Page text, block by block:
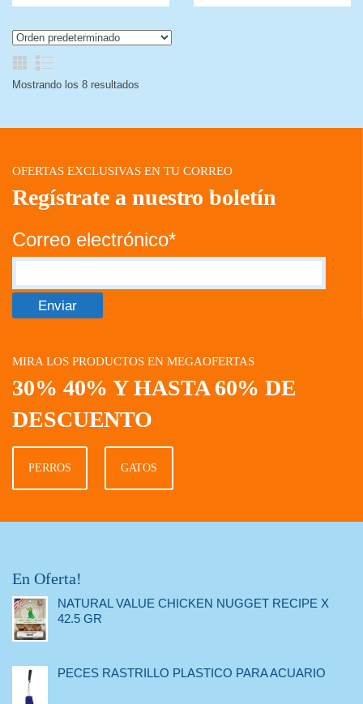
Mostrando los 8 resultados
OFERTAS EXCLUSIVAS EN TU CORREO
Regístrate a nuestro boletín
Correo electrónico*
MIRA LOS PRODUCTOS EN MEGAOFERTAS
30% 40% Y HASTA 60% DE
DESCUENTO
PERROS GATOS
En Oferta!
NATURAL VALUE CHICKEN NUGGET RECIPE X
42.5 GR
PECES RASTRILLO PLASTICO PARA ACUARIO